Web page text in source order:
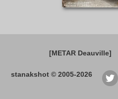
[METAR Deauville]
stanakshot © 2005-2026